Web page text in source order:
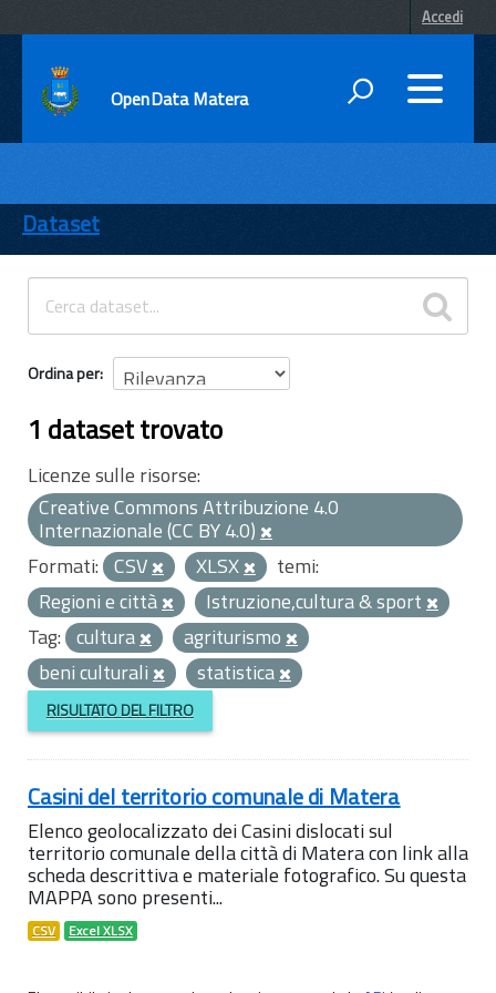
Accedi
OpenData Matera
ENTI
TEMI
INFORMAZIONI
Dataset
Ordina per
1 dataset trovato
Licenze sulle risorse:
Creative Commons Attribuzione 4.0
Internazionale (CC BY 4.0)
Formati: CSV XLSX
temi:
Regioni e città
Istruzione,cultura & sport
Tag: cultura
agriturismo
beni culturali
statistica
RISULTATO DEL FILTRO
Casini del territorio comunale di Matera
Elenco geolocalizzato dei Casini dislocati sul
territorio comunale della città di Matera con link alla
scheda descrittiva e materiale fotografico. Su questa
MAPPA sono presenti...
CSV Excel XLSX